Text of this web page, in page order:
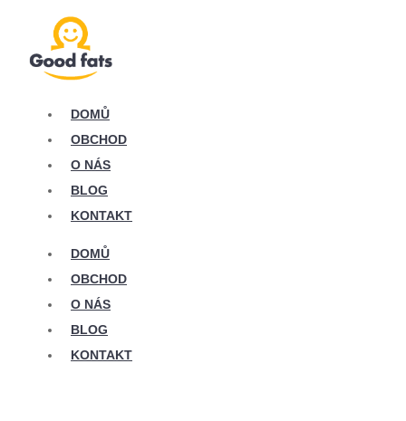
DOMŮ
OBCHOD
O NÁS
BLOG
KONTAKT
DOMŮ
OBCHOD
O NÁS
BLOG
KONTAKT